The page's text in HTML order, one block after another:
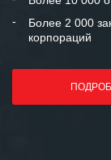
Более 2 000
корпораций